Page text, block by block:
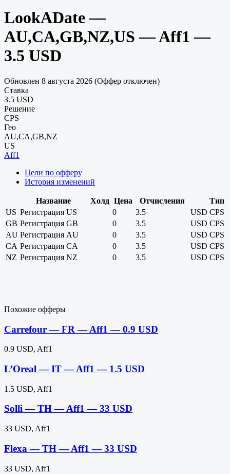
LookADate —
AU,CA,GB,NZ,US — Aff1 —
3.5 USD
Обновлен 8 августа 2026 (Оффер отключен)
Ставка
3.5 USD
Решение
CPS
Гео
AU,CA,GB,NZ
US
Aff1
Цели по офферу
История изменений
Название Холд Цена Отчисления
Тип
US Регистрация US 0 3.5 USD CPS
GB Регистрация GB 0 3.5 USD CPS
AU Регистрация AU 0 3.5 USD CPS
CA Регистрация CA 0 3.5 USD CPS
NZ Регистрация NZ 0 3.5 USD CPS
Похожие офферы
Carrefour — FR — Aff1 — 0.9 USD
0.9 USD, Aff1
L’Oreal — IT — Aff1 — 1.5 USD
1.5 USD, Aff1
Solli — TH — Aff1 — 33 USD
33 USD, Aff1
Flexa — TH — Aff1 — 33 USD
33 USD, Aff1